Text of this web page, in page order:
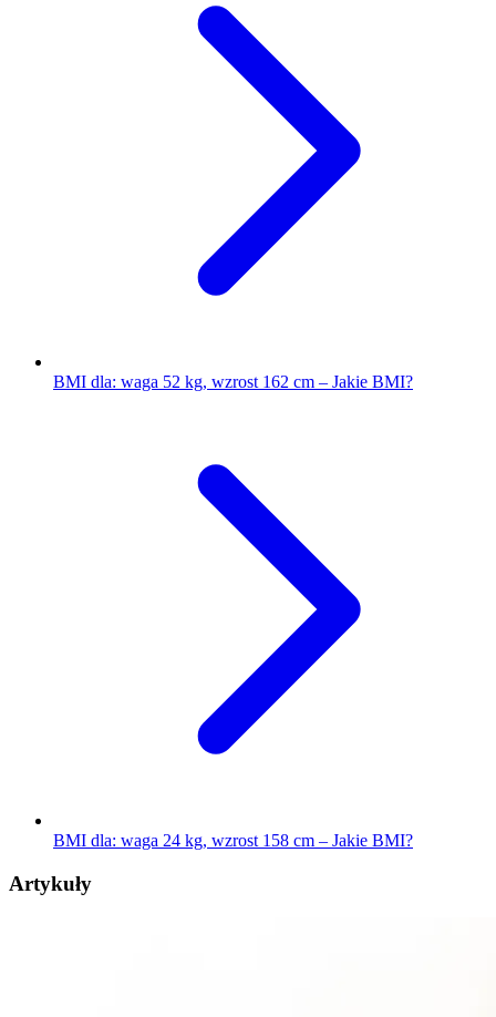
BMI dla: waga 52 kg, wzrost 162 cm – Jakie BMI?
BMI dla: waga 24 kg, wzrost 158 cm – Jakie BMI?
Artykuły